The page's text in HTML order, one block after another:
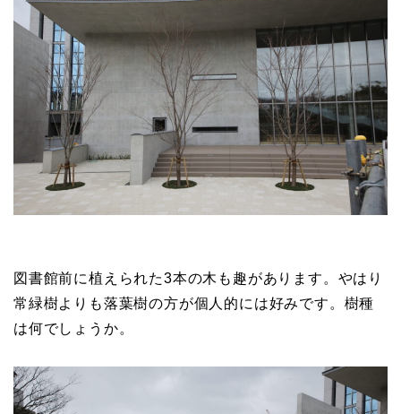
図書館前に植えられた3本の木も趣があります。やはり
常緑樹よりも落葉樹の方が個人的には好みです。樹種
は何でしょうか。